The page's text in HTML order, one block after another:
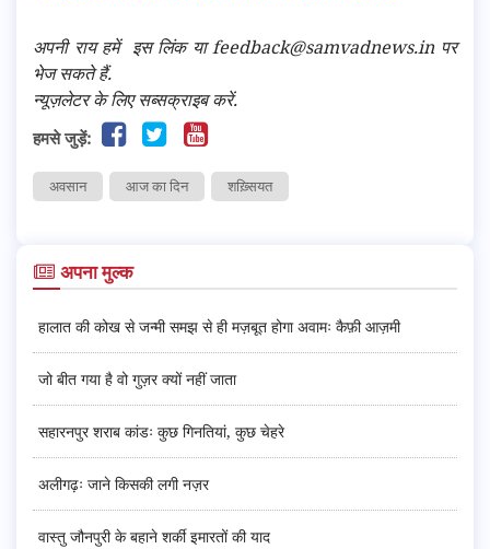
अपनी राय हमें इस लिंक या feedback@samvadnews.in पर
भेज सकते हैं.
न्यूज़लेटर के लिए सब्सक्राइब करें.
हमसे जुड़ें:
अवसान आज का दिन शख़्सियत
अपना मुल्क
हालात की कोख से जन्मी समझ से ही मज़बूत होगा अवामः कैफ़ी आज़मी
जो बीत गया है वो गुज़र क्यों नहीं जाता
सहारनपुर शराब कांडः कुछ गिनतियां, कुछ चेहरे
अलीगढ़ः जाने किसकी लगी नज़र
वास्तु जौनपुरी के बहाने शर्की इमारतों की याद